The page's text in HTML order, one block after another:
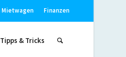
Mietwagen Finanzen
Tipps & Tricks